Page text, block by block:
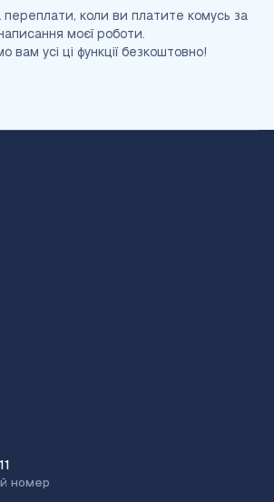
переплати, коли ви платите комусь за
моєї роботи.
вам усі ці функції безкоштовно!
номер